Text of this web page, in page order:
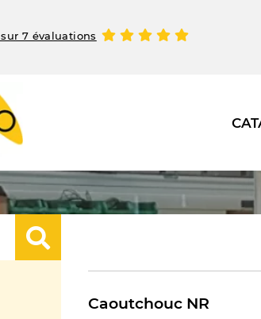
sur 7 évaluations
Caoutchouc NR